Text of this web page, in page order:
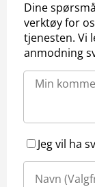
Dine
verktøy for
tjenesten. Vi
anmodning
Jeg vil ha